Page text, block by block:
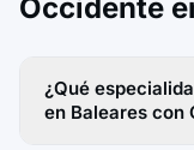
Occidente
¿Qué
en Baleares con